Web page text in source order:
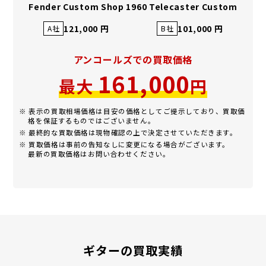
Fender Custom Shop 1960 Telecaster Custom
A社 121,000 円 B社 101,000 円
アンコールズでの買取価格
最大161,000円
※ 表示の買取相場価格は目安の価格としてご提示しており、買取価
格を保証するものではございません。
※ 最終的な買取価格は現物確認の上で決定させていただきます。
※ 買取価格は事前の告知なしに変更になる場合がございます。
最新の買取価格はお問い合わせください。
ギターの買取実績